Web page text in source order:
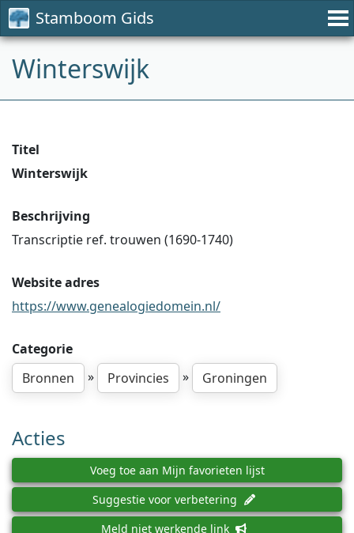
Stamboom Gids
Winterswijk
Titel
Winterswijk
Beschrijving
Transcriptie ref. trouwen (1690-1740)
Website adres
https://www.genealogiedomein.nl/
Categorie
Bronnen
» Provincies » Groningen
Acties
Voeg toe aan Mijn favorieten lijst
Suggestie voor verbetering
Meld niet werkende link